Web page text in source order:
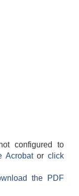
configured to
Acrobatorclick
the PDF